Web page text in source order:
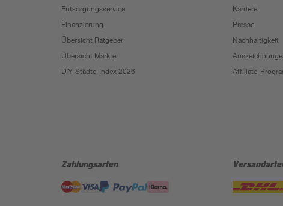
Entsorgungsservice
Finanzierung
Übersicht Ratgeber
Übersicht Märkte
DIY-Städte-Index 2026
Karriere
Presse
Nachhaltigkeit
Affiliate-
Zahlungsarten